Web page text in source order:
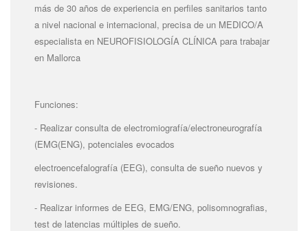
más de 30 años de experiencia en perfiles sanitarios tanto
a nivel nacional e internacional, precisa de un MEDICO/A
especialista en NEUROFISIOLOGÍA CLÍNICA para trabajar
en Mallorca
Funciones:
- Realizar consulta de electromiografía/electroneurografía
(EMG(ENG), potenciales evocados
electroencefalografía (EEG), consulta de sueño nuevos y
revisiones.
- Realizar informes de EEG, EMG/ENG, polisomnografias,
test de latencias múltiples de sueño.